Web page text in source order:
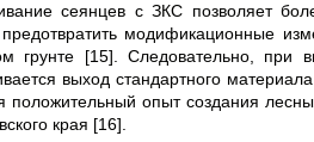
сеянцев с ЗКС позволяет
модификационные
грунте [15]. Следовательно, при
выход стандартного
положительный опыт создания
края [16].